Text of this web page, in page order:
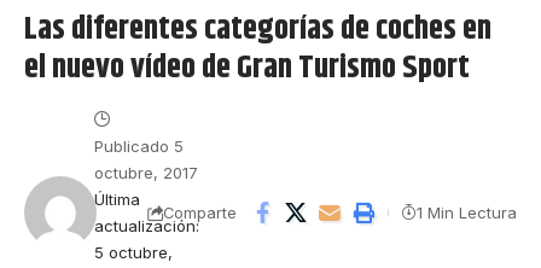
Las diferentes categorías de coches en
el nuevo vídeo de Gran Turismo Sport
Última
actualización:
5 octubre,
Publicado 5
octubre, 2017
Comparte 1 Min Lectura